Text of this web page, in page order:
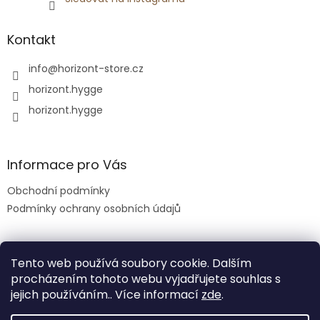
Tento web používá soubory cookie. Dalším
procházením tohoto webu vyjadřujete souhlas s
jejich používáním.. Více informací zde.
Kontakt
info@horizont-store.cz
horizont.hygge
horizont.hygge
Informace pro Vás
Obchodní podmínky
Podmínky ochrany osobních údajů